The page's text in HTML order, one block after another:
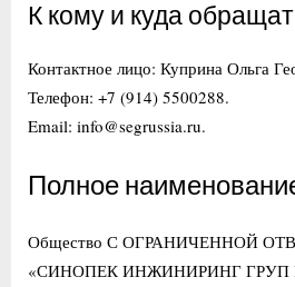
К кому и куда
Контактное лицо: Куприна Ольга
Телефон: +7 (914) 5500288.
Email: info@segrussia.ru.
Полное
Общество С ОГРАНИЧЕННОЙ
«СИНОПЕК ИНЖИНИРИНГ ГРУП